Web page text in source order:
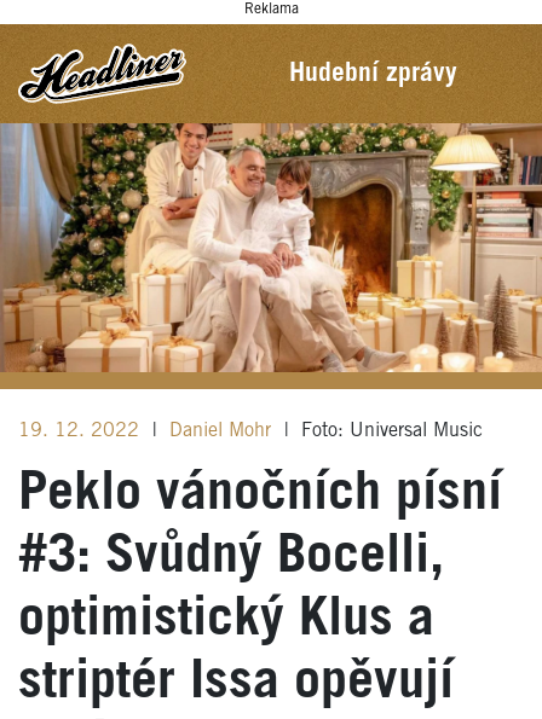
Reklama
Hudební zprávy
19. 12. 2022 Daniel Mohr Foto: Universal Music
Peklo vánočních písní
#3: Svůdný Bocelli,
optimistický Klus a
striptér Issa opěvují